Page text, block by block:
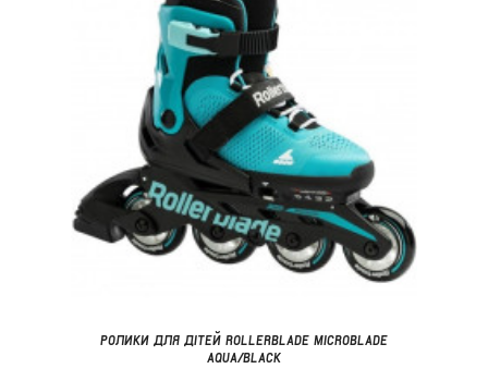
РОЛИКИ ДЛЯ ДІТЕЙ ROLLERBLADE MICROBLADE
AQUA/BLACK